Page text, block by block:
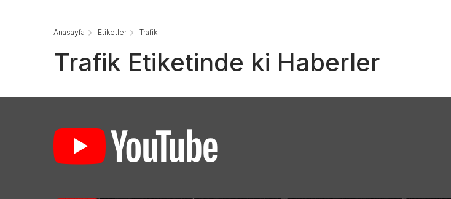
Anasayfa Etiketler Trafik
Trafik Etiketinde ki Haberler